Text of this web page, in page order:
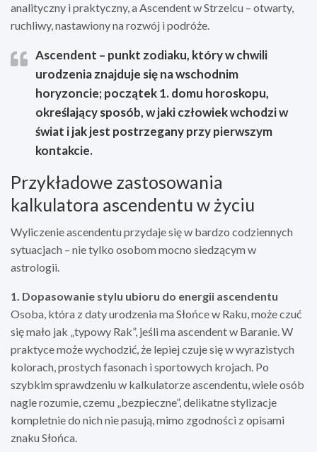
analityczny i praktyczny, a Ascendent w Strzelcu – otwarty,
ruchliwy, nastawiony na rozwój i podróże.
Ascendent – punkt zodiaku, który w chwili
urodzenia znajduje się na wschodnim
horyzoncie; początek1. domu horoskopu,
określający sposób, w jaki człowiek wchodzi w
świat i jak jest postrzegany przy pierwszym
kontakcie.
Przykładowe zastosowania
kalkulatora ascendentu w życiu
Wyliczenie ascendentu przydaje się w bardzo codziennych
sytuacjach – nie tylko osobom mocno siedzącym w
astrologii.
1. Dopasowanie stylu ubioru do energii ascendentu
Osoba, która z daty urodzenia ma Słońce w Raku, może czuć
się mało jak „typowy Rak”, jeśli ma ascendent w Baranie. W
praktyce może wychodzić, że lepiej czuje się w wyrazistych
kolorach, prostych fasonach i sportowych krojach. Po
szybkim sprawdzeniu w kalkulatorze ascendentu, wiele osób
nagle rozumie, czemu „bezpieczne”, delikatne stylizacje
kompletnie do nich nie pasują, mimo zgodności z opisami
znaku Słońca.